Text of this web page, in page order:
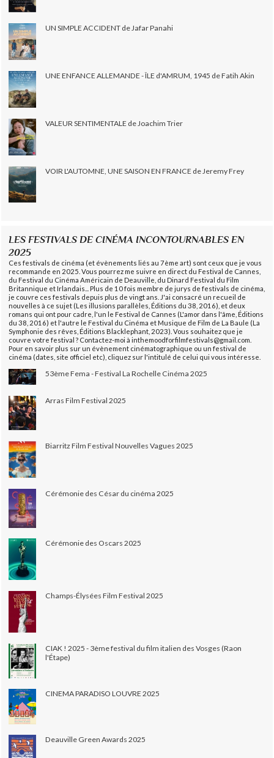
UN SIMPLE ACCIDENT de Jafar Panahi
UNE ENFANCE ALLEMANDE - ÎLE d'AMRUM, 1945 de Fatih Akin
VALEUR SENTIMENTALE de Joachim Trier
VOIR L'AUTOMNE, UNE SAISON EN FRANCE de Jeremy Frey
LES FESTIVALS DE CINÉMA INCONTOURNABLES EN
2025
Ces festivals de cinéma (et évènements liés au 7ème art) sont ceux que je vous
recommande en 2025. Vous pourrez me suivre en direct du Festival de Cannes,
du Festival du Cinéma Américain de Deauville, du Dinard Festival du Film
Britannique et Irlandais... Plus de 10 fois membre de jurys de festivals de cinéma,
je couvre ces festivals depuis plus de vingt ans. J'ai consacré un recueil de
nouvelles à ce sujet (Les illusions parallèles, Éditions du 38, 2016), et deux
romans qui ont pour cadre, l'un le Festival de Cannes (L'amor dans l'âme, Éditions
du 38, 2016) et l'autre le Festival du Cinéma et Musique de Film de La Baule (La
Symphonie des rêves, Éditions Blacklephant, 2023). Vous souhaitez que je
couvre votre festival ? Contactez-moi à inthemoodforfilmfestivals@gmail.com.
Pour en savoir plus sur un évènement cinématographique ou un festival de
cinéma (dates, site officiel etc), cliquez sur l'intitulé de celui qui vous intéresse.
53ème Fema - Festival La Rochelle Cinéma 2025
Arras Film Festival 2025
Biarritz Film Festival Nouvelles Vagues 2025
Cérémonie des César du cinéma 2025
Cérémonie des Oscars 2025
Champs-Élysées Film Festival 2025
CIAK ! 2025 - 3ème festival du film italien des Vosges (Raon
l'Étape)
CINEMA PARADISO LOUVRE 2025
Deauville Green Awards 2025